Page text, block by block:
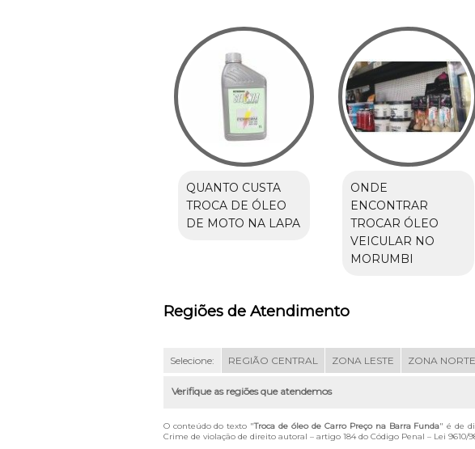
QUANTO CUSTA
TROCA DE ÓLEO
DE MOTO NA LAPA
ONDE
ENCONTRAR
TROCAR ÓLEO
VEICULAR NO
MORUMBI
Regiões de Atendimento
Selecione: REGIÃO CENTRAL ZONA LESTE ZONA NORTE
Verifique as regiões que atendemos
O conteúdo do texto "Troca de óleo de Carro Preço na Barra Funda" é de
Crime de violação de direito autoral – artigo 184 do Código Penal – Lei 9610/